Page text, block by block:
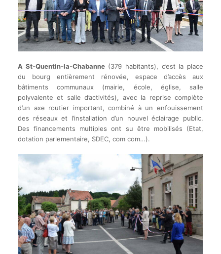
A St-Quentin-la-Chabanne(379 habitants), c’est la place
du bourg entièrement rénovée, espace d’accès aux
bâtiments communaux (mairie, école, église, salle
polyvalente et salle d’activités), avec la reprise complète
d’un axe routier important, combiné à un enfouissement
des réseaux et l’installation d’un nouvel éclairage public.
Des financements multiples ont su être mobilisés (Etat,
dotation parlementaire, SDEC, com com…).